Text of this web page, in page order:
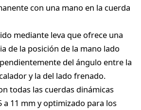
con una mano en la cuerda
mediante leva que ofrece una
de la posición de la mano lado
del ángulo entre la
y la del lado frenado.
todas las cuerdas dinámicas
a 11 mm y optimizado para los